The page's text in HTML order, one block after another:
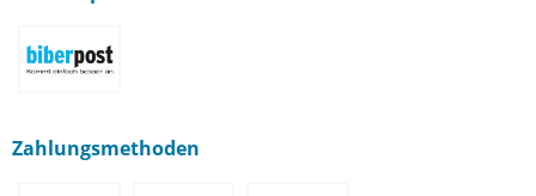
Zahlungsmethoden